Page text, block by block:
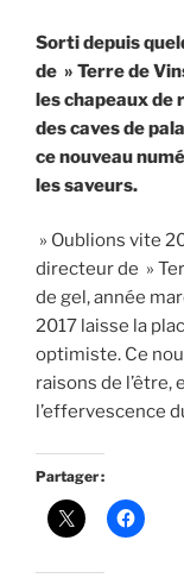
Sorti depuis
de » Terre de
les chapeaux de
des caves de
ce nouveau
les saveurs.
» Oublions vite
directeur de »
de gel, année
2017 laisse la
optimiste. Ce
raisons de
l’effervescence
Partager :